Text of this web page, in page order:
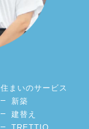
住まいのサービス
新築
建替え